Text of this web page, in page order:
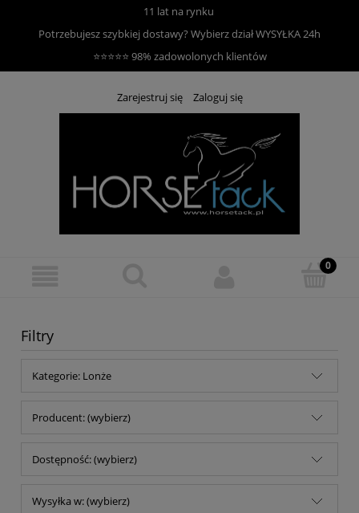
11 lat na rynku
Potrzebujesz szybkiej dostawy? Wybierz działWYSYŁKA 24h
⭐⭐⭐⭐⭐ 98% zadowolonych klientów
Zarejestruj się Zaloguj się
Filtry
Kategorie: Lonże
Producent: (wybierz)
Dostępność: (wybierz)
Wysyłka w: (wybierz)